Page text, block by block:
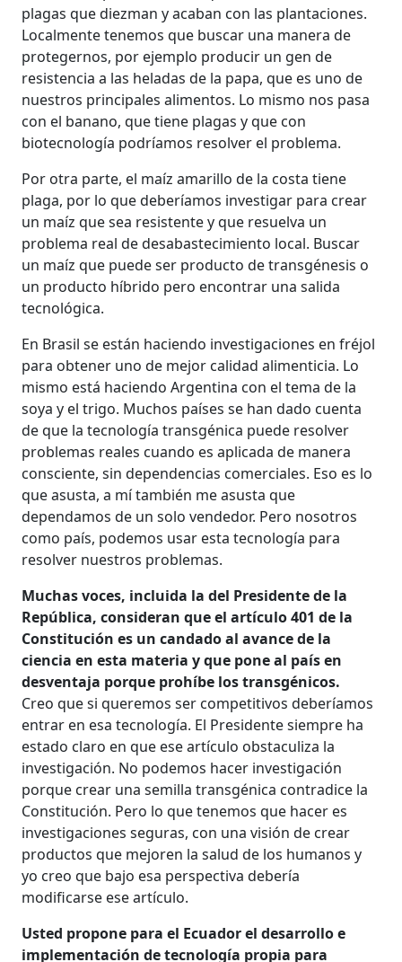
plagas que diezman y acaban con las plantaciones.
Localmente tenemos que buscar una manera de
protegernos, por ejemplo producir un gen de
resistencia a las heladas de la papa, que es uno de
nuestros principales alimentos. Lo mismo nos pasa
con el banano, que tiene plagas y que con
biotecnología podríamos resolver el problema.
Por otra parte, el maíz amarillo de la costa tiene
plaga, por lo que deberíamos investigar para crear
un maíz que sea resistente y que resuelva un
problema real de desabastecimiento local. Buscar
un maíz que puede ser producto de transgénesis o
un producto híbrido pero encontrar una salida
tecnológica.
En Brasil se están haciendo investigaciones en fréjol
para obtener uno de mejor calidad alimenticia. Lo
mismo está haciendo Argentina con el tema de la
soya y el trigo. Muchos países se han dado cuenta
de que la tecnología transgénica puede resolver
problemas reales cuando es aplicada de manera
consciente, sin dependencias comerciales. Eso es lo
que asusta, a mí también me asusta que
dependamos de un solo vendedor. Pero nosotros
como país, podemos usar esta tecnología para
resolver nuestros problemas.
Muchas voces, incluida la del Presidente de la
República, consideran que el artículo 401 de la
Constitución es un candado al avance de la
ciencia en esta materia y que pone al país en
desventaja porque prohíbe los transgénicos.
Creo que si queremos ser competitivos deberíamos
entrar en esa tecnología. El Presidente siempre ha
estado claro en que ese artículo obstaculiza la
investigación. No podemos hacer investigación
porque crear una semilla transgénica contradice la
Constitución. Pero lo que tenemos que hacer es
investigaciones seguras, con una visión de crear
productos que mejoren la salud de los humanos y
yo creo que bajo esa perspectiva debería
modificarse ese artículo.
Usted propone para el Ecuador el desarrollo e
implementación de tecnología propia para